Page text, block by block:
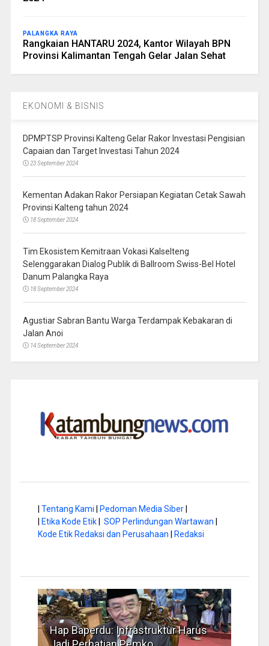
PALANGKA RAYA
Rangkaian HANTARU 2024, Kantor Wilayah BPN
Provinsi Kalimantan Tengah Gelar Jalan Sehat
EKONOMI & BISNIS
DPMPTSP Provinsi Kalteng Gelar Rakor Investasi Pengisian
Capaian dan Target Investasi Tahun 2024
23 September 2024
Kementan Adakan Rakor Persiapan Kegiatan Cetak Sawah
Provinsi Kalteng tahun 2024
18 September 2024
Tim Ekosistem Kemitraan Vokasi Kalselteng
Selenggarakan Dialog Publik di Ballroom Swiss-Bel Hotel
Danum Palangka Raya
18 September 2024
Agustiar Sabran Bantu Warga Terdampak Kebakaran di
Jalan Anoi
14 September 2024
Tentang Kami Pedoman Media Siber|
Etika Kode Etik| SOP Perlindungan Wartawan
Kode Etik Redaksi dan Perusahaan
Redaksi
Hap Baperdu: Infrastruktur Harus